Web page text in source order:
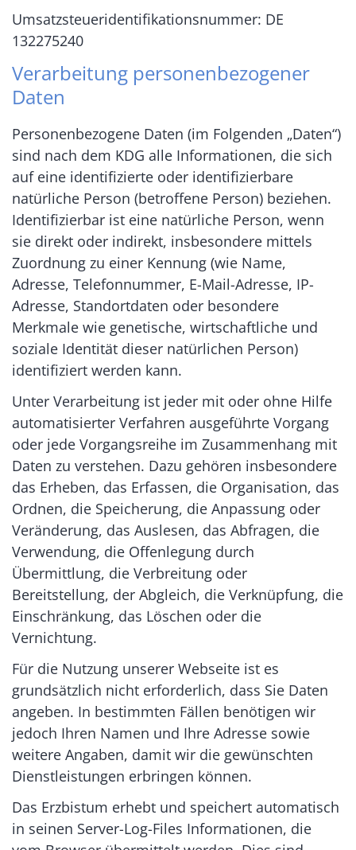
Umsatzsteueridentifikationsnummer: DE
132275240
Verarbeitung personenbezogener
Daten
Personenbezogene Daten (im Folgenden „Daten“)
sind nach dem KDG alle Informationen, die sich
auf eine identifizierte oder identifizierbare
natürliche Person (betroffene Person) beziehen.
Identifizierbar ist eine natürliche Person, wenn
sie direkt oder indirekt, insbesondere mittels
Zuordnung zu einer Kennung (wie Name,
Adresse, Telefonnummer, E-Mail-Adresse, IP-
Adresse, Standortdaten oder besondere
Merkmale wie genetische, wirtschaftliche und
soziale Identität dieser natürlichen Person)
identifiziert werden kann.
Unter Verarbeitung ist jeder mit oder ohne Hilfe
automatisierter Verfahren ausgeführte Vorgang
oder jede Vorgangsreihe im Zusammenhang mit
Daten zu verstehen. Dazu gehören insbesondere
das Erheben, das Erfassen, die Organisation, das
Ordnen, die Speicherung, die Anpassung oder
Veränderung, das Auslesen, das Abfragen, die
Verwendung, die Offenlegung durch
Übermittlung, die Verbreitung oder
Bereitstellung, der Abgleich, die Verknüpfung, die
Einschränkung, das Löschen oder die
Vernichtung.
Für die Nutzung unserer Webseite ist es
grundsätzlich nicht erforderlich, dass Sie Daten
angeben. In bestimmten Fällen benötigen wir
jedoch Ihren Namen und Ihre Adresse sowie
weitere Angaben, damit wir die gewünschten
Dienstleistungen erbringen können.
Das Erzbistum erhebt und speichert automatisch
in seinen Server-Log-Files Informationen, die